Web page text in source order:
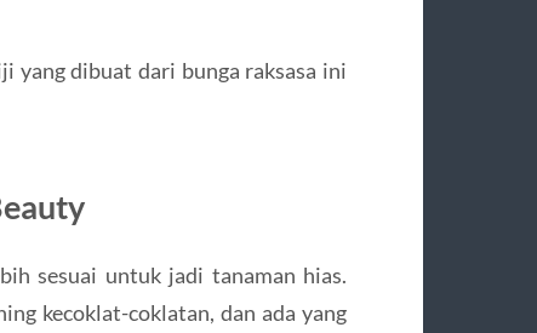
yang dibuat dari bunga raksasa ini
sesuai untuk jadi tanaman hias.
kecoklat-coklatan, dan ada yang